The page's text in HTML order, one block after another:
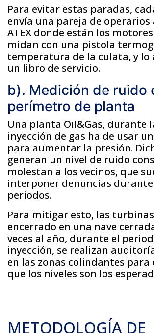
Para evitar estas paradas,
envía una pareja de operarios
ATEX donde están los
midan con una pistola
temperatura de la culata, y lo
un libro de servicio.
b). Medición de ruido
perímetro de planta
Una planta Oil&Gas, durante
inyección de gas ha de usar
para aumentar la presión.
generan un nivel de ruido
molestan a los vecinos, que
interponer denuncias
periodos.
Para mitigar esto, las
encerrado en una nave
veces al año, durante el
inyección, se realizan
en las zonas colindantes
que los niveles son los
METODOLOGÍA DE